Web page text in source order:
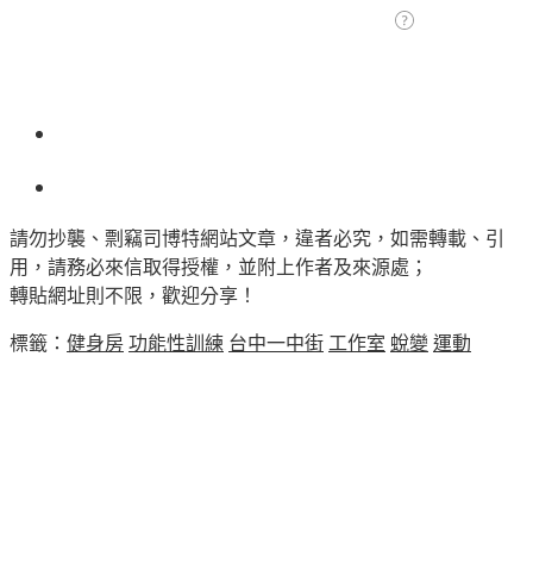
請勿抄襲、剽竊司博特網站文章，違者必究，如需轉載、引
用，請務必來信取得授權，並附上作者及來源處；
轉貼網址則不限，歡迎分享！
標籤： 健身房 功能性訓練 台中一中街 工作室 蛻變 運動